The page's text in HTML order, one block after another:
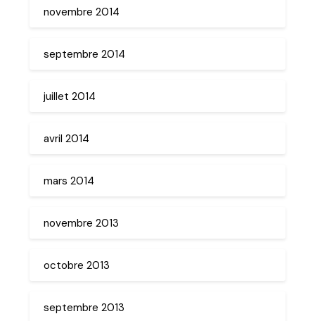
novembre 2014
septembre 2014
juillet 2014
avril 2014
mars 2014
novembre 2013
octobre 2013
septembre 2013